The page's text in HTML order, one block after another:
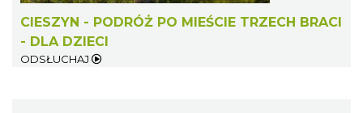
CIESZYN - PODRÓŻ PO MIEŚCIE TRZECH BRACI
- DLA DZIECI
ODSŁUCHAJ